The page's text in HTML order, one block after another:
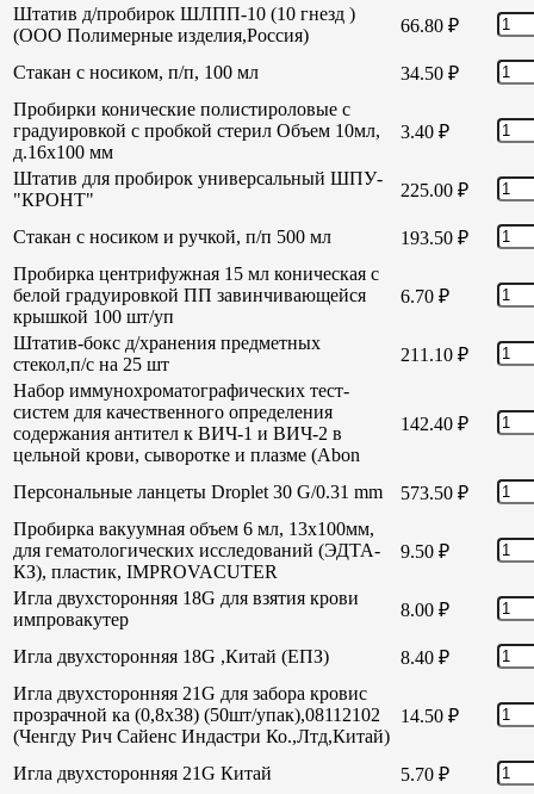
Штатив д/пробирок ШЛПП-10 (10 гнезд )
(ООО Полимерные изделия,Россия)
66.80 ₽
Стакан с носиком, п/п, 100 мл 34.50 ₽
Пробирки конические полистироловые с
градуировкой с пробкой стерил Объем 10мл,
д.16х100 мм
3.40 ₽
Штатив для пробирок универсальный ШПУ-
"КРОНТ"
225.00 ₽
Стакан с носиком и ручкой, п/п 500 мл 193.50 ₽
Пробирка центрифужная 15 мл коническая с
белой градуировкой ПП завинчивающейся
крышкой 100 шт/уп
6.70 ₽
Штатив-бокс д/хранения предметных
стекол,п/с на 25 шт
211.10 ₽
Набор иммунохроматографических тест-
систем для качественного определения
содержания антител к ВИЧ-1 и ВИЧ-2 в
цельной крови, сыворотке и плазме (Abon
142.40 ₽
Персональные ланцеты Droplet 30 G/0.31 mm 573.50 ₽
Пробирка вакуумная объем 6 мл, 13х100мм,
для гематологических исследований (ЭДТА-
КЗ), пластик, IMPROVACUTER
9.50 ₽
Игла двухсторонняя 18G для взятия крови
импровакутер
8.00 ₽
Игла двухсторонняя 18G ,Китай (ЕПЗ) 8.40 ₽
Игла двухсторонняя 21G для забора кровис
прозрачной ка (0,8х38) (50шт/упак),08112102
(Ченгду Рич Сайенс Индастри Ко.,Лтд,Китай)
14.50 ₽
Игла двухсторонняя 21G Китай 5.70 ₽